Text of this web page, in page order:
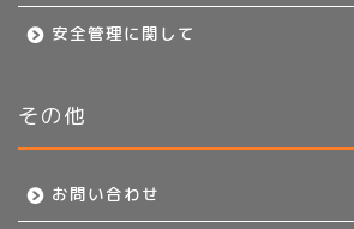
安全管理に関して
その他
お問い合わせ